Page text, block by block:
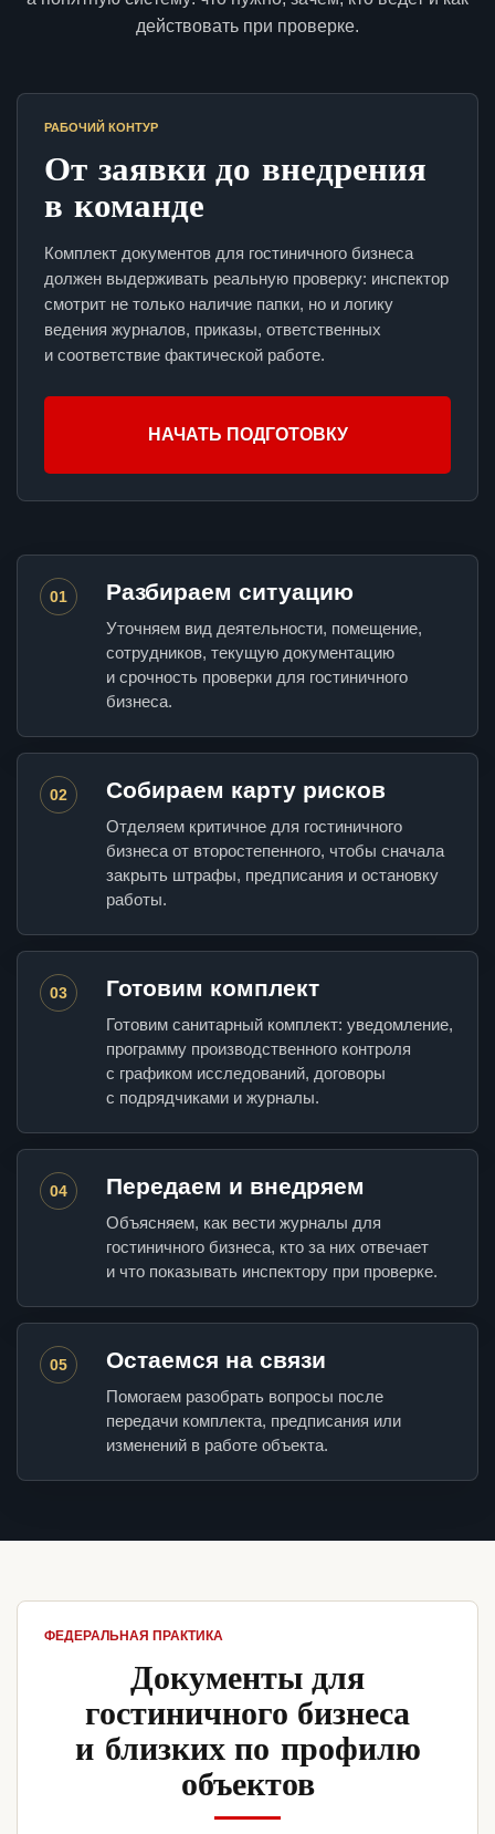
действовать при проверке.
РАБОЧИЙ КОНТУР
От заявки до внедрения
в команде
Комплект документов для гостиничного бизнеса
должен выдерживать реальную проверку: инспектор
смотрит не только наличие папки, но и логику
ведения журналов, приказы, ответственных
и соответствие фактической работе.
НАЧАТЬ ПОДГОТОВКУ
01 Разбираем ситуацию
Уточняем вид деятельности, помещение,
сотрудников, текущую документацию
и срочность проверки для гостиничного
бизнеса.
02 Собираем карту рисков
Отделяем критичное для гостиничного
бизнеса от второстепенного, чтобы сначала
закрыть штрафы, предписания и остановку
работы.
03 Готовим комплект
Готовим санитарный комплект: уведомление,
программу производственного контроля
с графиком исследований, договоры
с подрядчиками и журналы.
04 Передаем и внедряем
Объясняем, как вести журналы для
гостиничного бизнеса, кто за них отвечает
и что показывать инспектору при проверке.
05 Остаемся на связи
Помогаем разобрать вопросы после
передачи комплекта, предписания или
изменений в работе объекта.
ФЕДЕРАЛЬНАЯ ПРАКТИКА
Документы для
гостиничного бизнеса
и близких по профилю
объектов